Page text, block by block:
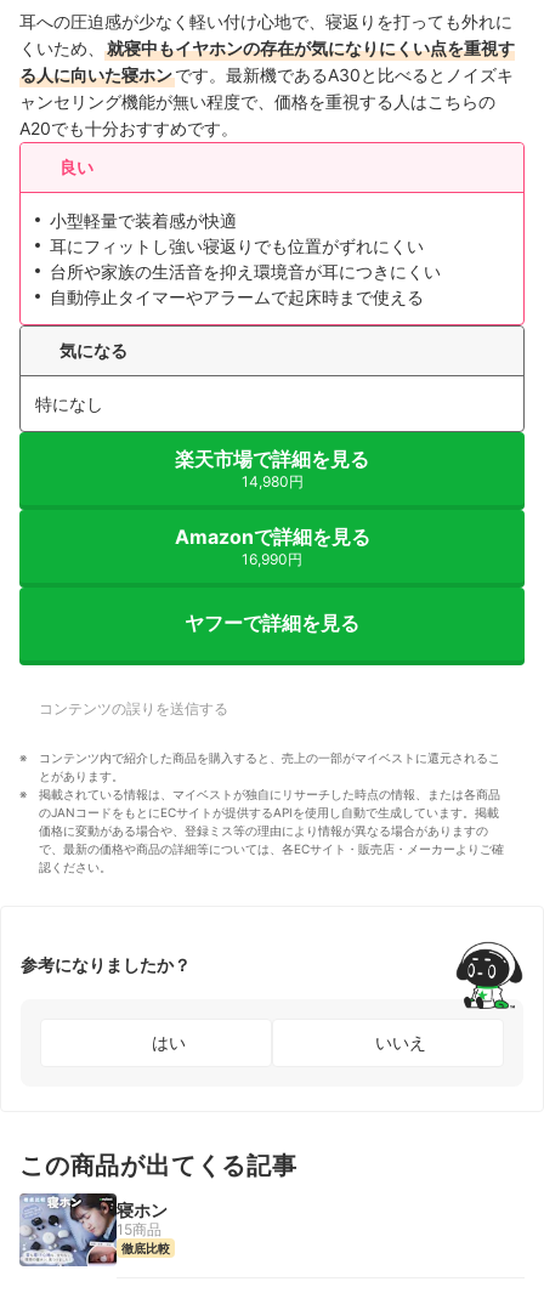
耳への圧迫感が少なく軽い付け心地で、寝返りを打っても外れに
くいため、
就寝中もイヤホンの存在が気になりにくい点を重視す
る人に向いた寝ホンです。最新機であるA30と比べるとノイズキ
ャンセリング機能が無い程度で、価格を重視する人はこちらの
A20でも十分おすすめです。
良い
小型軽量で装着感が快適
耳にフィットし強い寝返りでも位置がずれにくい
台所や家族の生活音を抑え環境音が耳につきにくい
自動停止タイマーやアラームで起床時まで使える
気になる
特になし
楽天市場で詳細を見る
14,980円
Amazonで詳細を見る
16,990円
ヤフーで詳細を見る
コンテンツの誤りを送信する
コンテンツ内で紹介した商品を購入すると、売上の一部がマイベストに還元されるこ
とがあります。
掲載されている情報は、マイベストが独自にリサーチした時点の情報、または各商品
のJANコードをもとにECサイトが提供するAPIを使用し自動で生成しています。掲載
価格に変動がある場合や、登録ミス等の理由により情報が異なる場合がありますの
で、最新の価格や商品の詳細等については、各ECサイト・販売店・メーカーよりご確
認ください。
参考になりましたか？
はい いいえ
この商品が出てくる記事
寝ホン
15商品
徹底比較